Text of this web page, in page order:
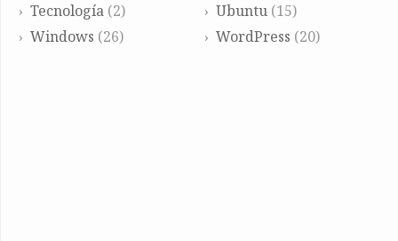
Tecnología (2) Ubuntu(15)
Windows (26) WordPress (20)